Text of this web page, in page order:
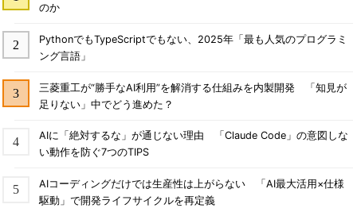
のか
PythonでもTypeScriptでもない、2025年「最も人気のプログラミ
ング言語」
三菱重工が“勝手なAI利用”を解消する仕組みを内製開発 「知見が
足りない」中でどう進めた？
AIに「絶対するな」が通じない理由 「Claude Code」の意図しな
い動作を防ぐ7つのTIPS
AIコーディングだけでは生産性は上がらない 「AI最大活用×仕様
駆動」で開発ライフサイクルを再定義